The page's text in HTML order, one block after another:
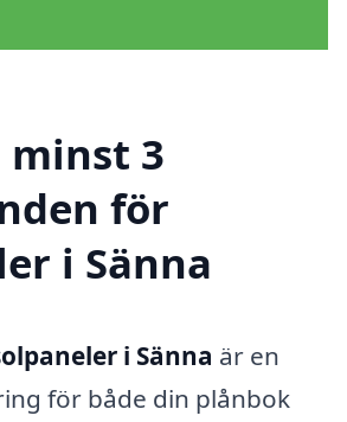
minst 3
för
i Sänna
i Sänna är en
för både din plånbok